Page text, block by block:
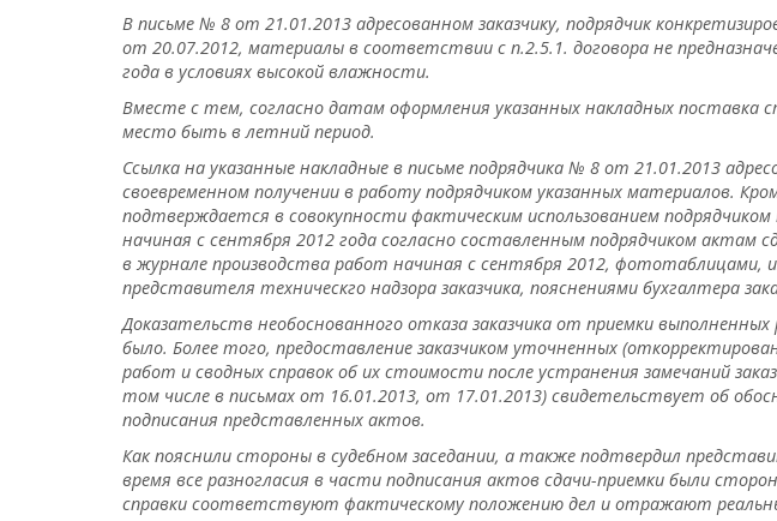
В письме № 8 от 21.01.2013 адресованном заказчику, подрядчик
от 20.07.2012, материалы в соответствии с п.2.5.1. договора не
года в условиях высокой влажности.
Вместе с тем, согласно датам оформления указанных накладных поставка
место быть в летний период.
Ссылка на указанные накладные в письме подрядчика № 8 от 21.01.2013
своевременном получении в работу подрядчиком указанных материалов.
подтверждается в совокупности фактическим использованием
начиная с сентября 2012 года согласно составленным подрядчиком актам
в журнале производства работ начиная с сентября 2012, фототаблицами,
представителя техническго надзора заказчика, пояснениями бухгалтера
Доказательств необоснованного отказа заказчика от приемки
было. Более того, предоставление заказчиком уточненных
работ и сводных справок об их стоимости после устранения замечаний
том числе в письмах от 16.01.2013, от 17.01.2013) свидетельствует об
подписания представленных актов.
Как пояснили стороны в судебном заседании, а также подтвердил
время все разногласия в части подписания актов сдачи-приемки были
справки соответствуют фактическому положению дел и отражают